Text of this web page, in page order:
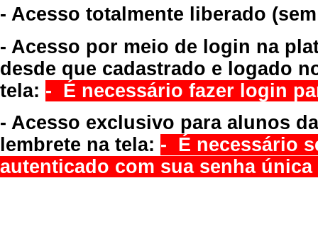
- Acesso totalmente liberado
- Acesso por meio de login na
desde que cadastrado e logado
tela: - É necessário fazer login
- Acesso exclusivo para alunos
lembrete na tela: - É necessário
autenticado com sua senha